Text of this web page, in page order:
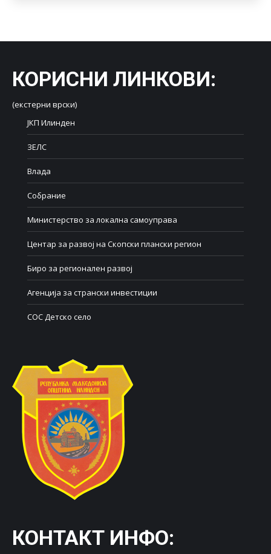
КОРИСНИ ЛИНКОВИ:
(екстерни врски)
ЈКП Илинден
ЗЕЛС
Влада
Собрание
Министерство за локална самоуправа
Центар за развој на Скопски плански регион
Биро за регионален развој
Агенција за странски инвестиции
СОС Детско село
КОНТАКТ ИНФО: